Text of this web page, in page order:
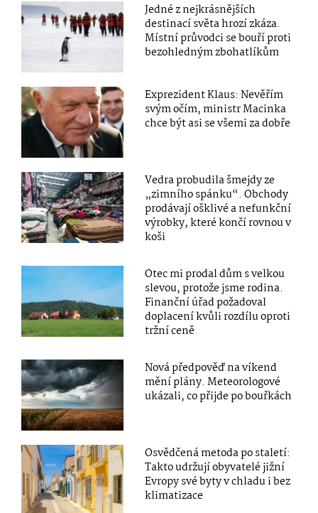
Jedné z nejkrásnějších
destinací světa hrozí zkáza.
Místní průvodci se bouří proti
bezohledným zbohatlíkům
Exprezident Klaus: Nevěřím
svým očím, ministr Macinka
chce být asi se všemi za dobře
Vedra probudila šmejdy ze
„zimního spánku“. Obchody
prodávají ošklivé a nefunkční
výrobky, které končí rovnou v
koši
Otec mi prodal dům s velkou
slevou, protože jsme rodina.
Finanční úřad požadoval
doplacení kvůli rozdílu oproti
tržní ceně
Nová předpověď na víkend
mění plány. Meteorologové
ukázali, co přijde po bouřkách
Osvědčená metoda po staletí:
Takto udržují obyvatelé jižní
Evropy své byty v chladu i bez
klimatizace